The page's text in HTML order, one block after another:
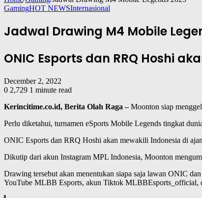
GamingHOT NEWSInternasional
Jadwal Drawing M4 Mobile
ONIC Esports dan RRQ Hoshi
December 2, 2022
0 2,729 1 minute read
Kerincitime.co.id, Berita Olah Raga –Moonton siap
Perlu diketahui, turnamen eSports Mobile Legends tingkat
ONIC Esports dan RRQ Hoshi akan mewakili Indonesia di
Dikutip dari akun Instagram MPL Indonesia, Moonton
Drawing tersebut akan menentukan siapa saja lawan ONIC
YouTube MLBB Esports, akun Tiktok MLBBEsports_official,